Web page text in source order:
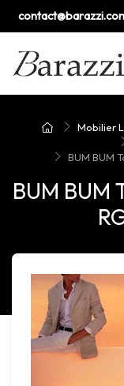
Mobilier
BUM BUM
BUM BUM